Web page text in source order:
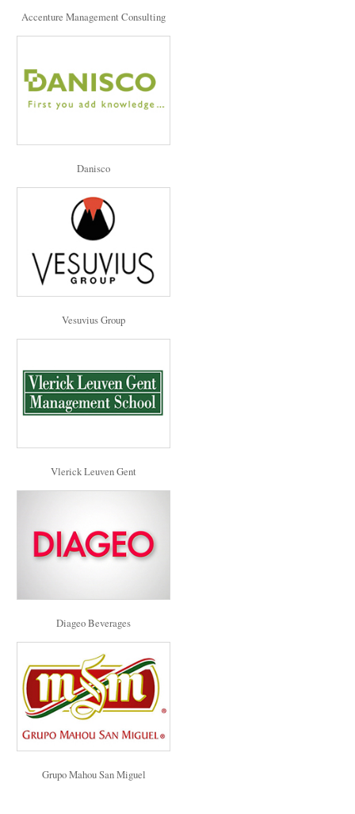
Accenture Management Consulting
Danisco
Vesuvius Group
Vlerick Leuven Gent
Diageo Beverages
Grupo Mahou San Miguel